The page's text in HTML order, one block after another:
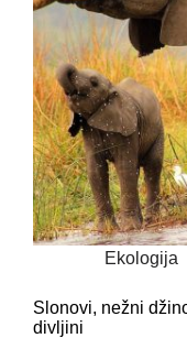
Ekologija
Slonovi, nežni
divljini